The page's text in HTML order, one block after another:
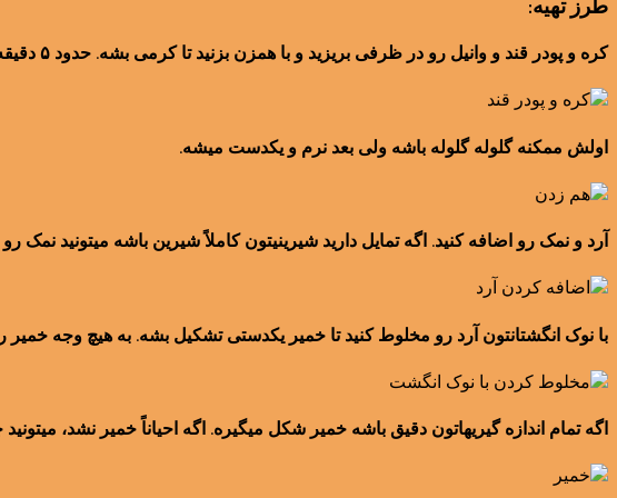
طرز تهیه:
کره و پودر قند و وانیل رو در ظرفی بریزید و با همزن بزنید تا کرمی بشه. حدود ۵ دقیقه هم بزنید.
اولش ممکنه گلوله گلوله باشه ولی بعد نرم و یکدست میشه.
آرد و نمک رو اضافه کنید. اگه تمایل دارید شیرینیتون کاملاً شیرین باشه میتونید نمک
با نوک انگشتانتون آرد رو مخلوط کنید تا خمیر یکدستی تشکیل بشه. به هیچ وجه
اگه تمام اندازه گیریهاتون دقیق باشه خمیر شکل میگیره. اگه احیاناً خمیر نشد،